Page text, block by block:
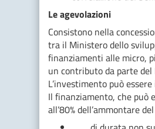
Le agevolazioni
Consistono nella
tra il Ministero dello
finanziamenti alle micro,
un contributo da parte
L’investimento può
Il finanziamento, che può
all’80% dell’ammontare